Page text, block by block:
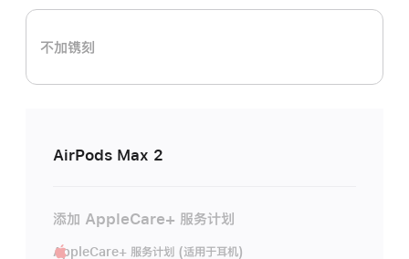
不加镌刻
AirPods Max 2
添加 AppleCare+ 服务计划
AppleCare+ 服务计划 (适用于耳机)